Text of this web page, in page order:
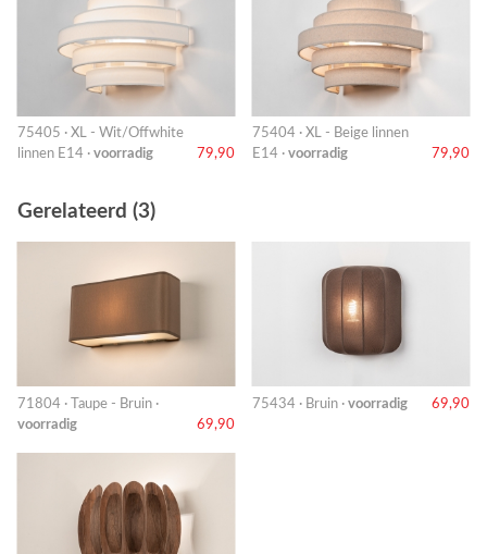
75405 · XL - Wit/Offwhite
linnen E14 · voorradig 79,90
75404 · XL - Beige linnen
E14 · voorradig 79,90
Gerelateerd (3)
71804 · Taupe - Bruin ·
voorradig
69,90
75434 · Bruin · voorradig 69,90